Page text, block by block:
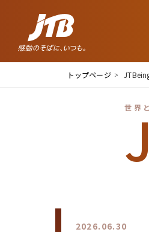
トップページ
世界
2026.08.06
2026.06.30
2026.05.22
2026.04.02